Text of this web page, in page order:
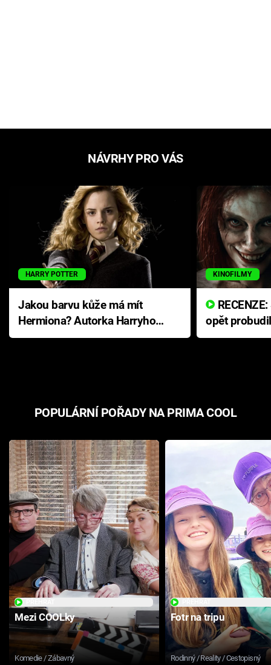
NÁVRHY PRO VÁS
HARRY POTTER
Jakou barvu kůže má mít
Hermiona? Autorka Harryho
Pottera přišla s ráznou
KINOFILMY
opět
přichází s
POPULÁRNÍ POŘADY NA PRIMA COOL
Mezi COOLky
Komedie / Zábavný
Fotr na tripu
Rodinný / Reality / Cestopisný